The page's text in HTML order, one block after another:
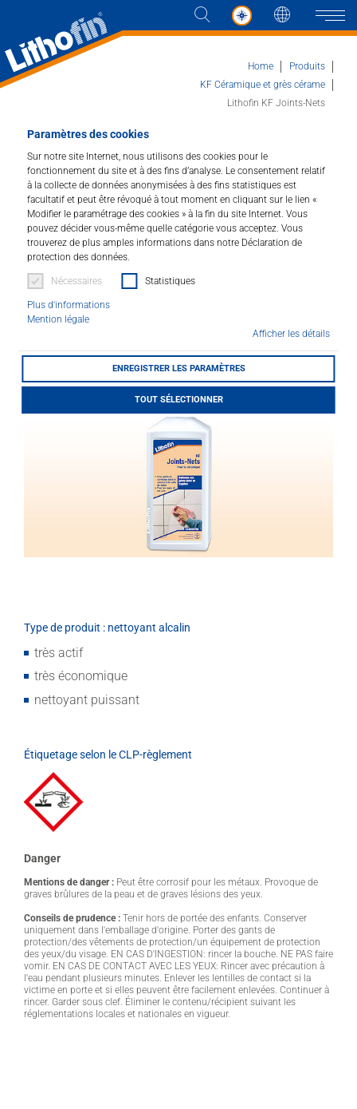
Paramètres des cookies
Sur notre site Internet, nous utilisons des cookies pour le
fonctionnement du site et à des fins d’analyse. Le consentement relatif
à la collecte de données anonymisées à des fins statistiques est
facultatif et peut être révoqué à tout moment en cliquant sur le lien «
Modifier le paramétrage des cookies » à la fin du site Internet. Vous
pouvez décider vous-même quelle catégorie vous acceptez. Vous
trouverez de plus amples informations dans notre Déclaration de
protection des données.
Nécessaires Statistiques
Plus d'informations
Mention légale
Afficher les détails
ENREGISTRER LES PARAMÈTRES
TOUT SÉLECTIONNER
Langue
Les solutions
Actualités et plus
Entreprise
Contacter
Download
Home
Produits
KF Céramique et grès cérame
Lithofin KF Joints-Nets
Lithofin KF Joints-Nets
Crée des joints propres.
Art.Nr. : 115
Nettoie les joints. Redonne leur couleur originale aux
joints sur mur et sol. Elimine l’huile ainsi que les dépôts
de gras et de salissure sur les joints dans la cuisine et
la salle de bains. Ils deviennent sains, propres et frais
Type de produit : nettoyant alcalin
très actif
très économique
nettoyant puissant
Étiquetage selon le CLP-règlement
Danger
Mentions de danger : Peut être corrosif pour les métaux. Provoque de
graves brûlures de la peau et de graves lésions des yeux.
Conseils de prudence : Tenir hors de portée des enfants. Conserver
uniquement dans l'emballage d'origine. Porter des gants de
protection/des vêtements de protection/un équipement de protection
des yeux/du visage. EN CAS D'INGESTION: rincer la bouche. NE PAS faire
vomir. EN CAS DE CONTACT AVEC LES YEUX: Rincer avec précaution à
l'eau pendant plusieurs minutes. Enlever les lentilles de contact si la
victime en porte et si elles peuvent être facilement enlevées. Continuer à
rincer. Garder sous clef. Éliminer le contenu/récipient suivant les
réglementations locales et nationales en vigueur.